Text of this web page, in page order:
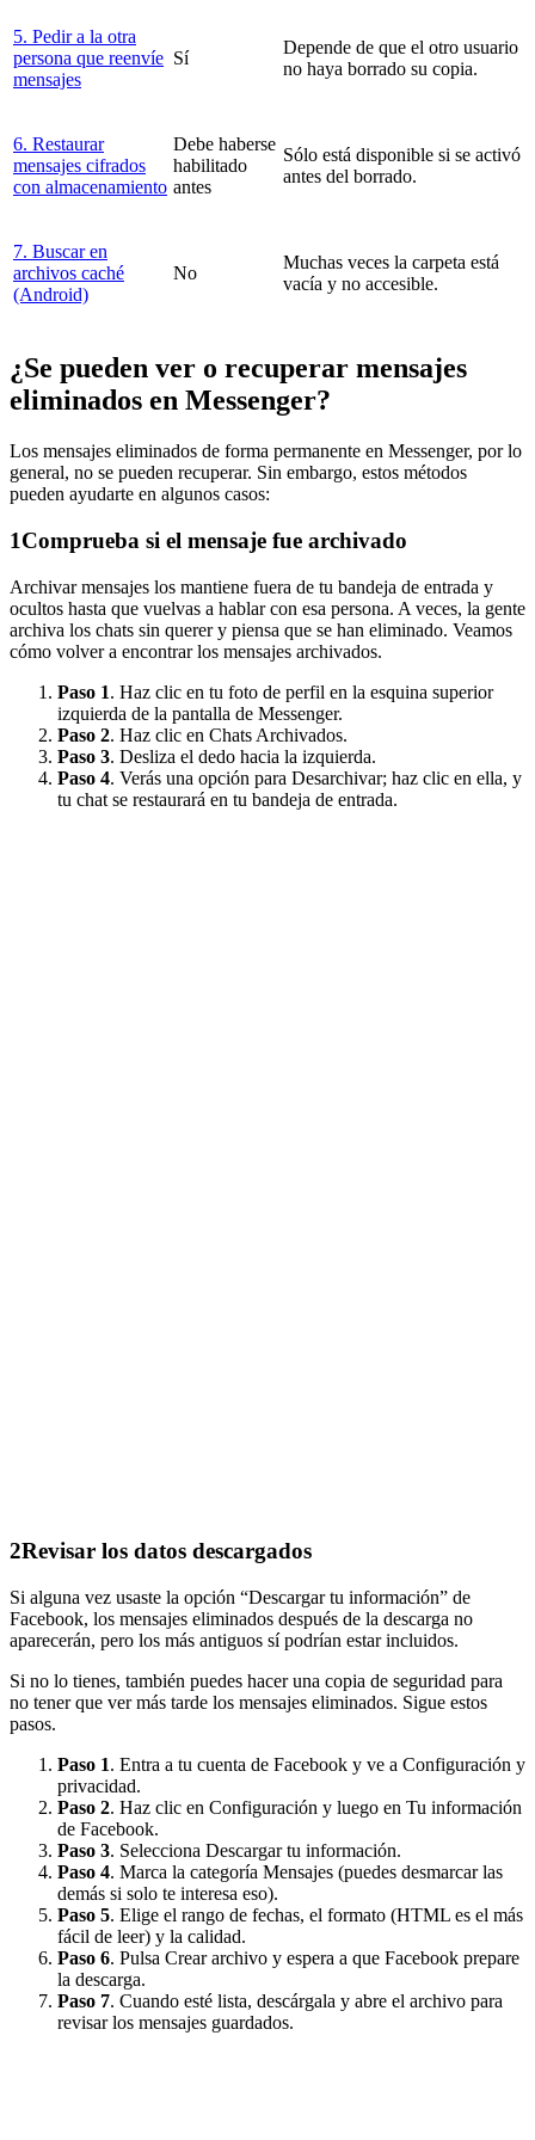
5. Pedir a la otra
persona que reenvíe
mensajes
Sí
Depende de que el otro usuario
no haya borrado su copia.
6. Restaurar
mensajes cifrados
con almacenamiento
Debe haberse
habilitado
antes
Sólo está disponible si se activó
antes del borrado.
7. Buscar en
archivos caché
(Android)
No
Muchas veces la carpeta está
vacía y no accesible.
¿Se pueden ver o recuperar mensajes
eliminados en Messenger?
Los mensajes eliminados de forma permanente en Messenger, por lo
general, no se pueden recuperar. Sin embargo, estos métodos
pueden ayudarte en algunos casos:
1Comprueba si el mensaje fue archivado
Archivar mensajes los mantiene fuera de tu bandeja de entrada y
ocultos hasta que vuelvas a hablar con esa persona. A veces, la gente
archiva los chats sin querer y piensa que se han eliminado. Veamos
cómo volver a encontrar los mensajes archivados.
Paso 1. Haz clic en tu foto de perfil en la esquina superior
izquierda de la pantalla de Messenger.
Paso 2. Haz clic en Chats Archivados.
Paso 3. Desliza el dedo hacia la izquierda.
Paso 4. Verás una opción para Desarchivar; haz clic en ella, y
tu chat se restaurará en tu bandeja de entrada.
2Revisar los datos descargados
Si alguna vez usaste la opción “Descargar tu información” de
Facebook, los mensajes eliminados después de la descarga no
aparecerán, pero los más antiguos sí podrían estar incluidos.
Si no lo tienes, también puedes hacer una copia de seguridad para
no tener que ver más tarde los mensajes eliminados. Sigue estos
pasos.
Paso 1. Entra a tu cuenta de Facebook y ve a Configuración y
privacidad.
Paso 2. Haz clic en Configuración y luego en Tu información
de Facebook.
Paso 3. Selecciona Descargar tu información.
Paso 4. Marca la categoría Mensajes (puedes desmarcar las
demás si solo te interesa eso).
Paso 5. Elige el rango de fechas, el formato (HTML es el más
fácil de leer) y la calidad.
Paso 6. Pulsa Crear archivo y espera a que Facebook prepare
la descarga.
Paso 7. Cuando esté lista, descárgala y abre el archivo para
revisar los mensajes guardados.